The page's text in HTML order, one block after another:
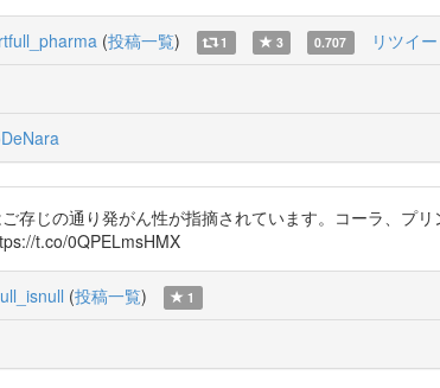
(投稿一覧) 1 3 0.707 リツイ
存じの通り発がん性が指摘されています。コーラ、プ
t.co/0QPELmsHMX
(投稿一覧) 1